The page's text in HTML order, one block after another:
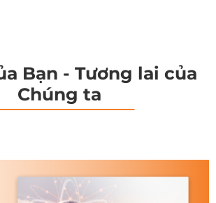
Bạn - Tương lai của
Chúng ta